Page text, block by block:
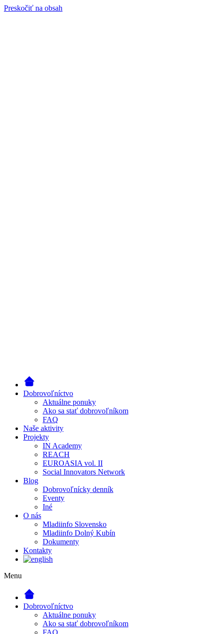
Preskočiť na obsah
Dobrovoľníctvo
Aktuálne ponuky
Ako sa stať dobrovoľníkom
FAQ
Naše aktivity
Projekty
IN Academy
REACH
EUROASIA vol. II
Social Innovators Network
Blog
Dobrovoľnícky denník
Eventy
Iné
O nás
Mladiinfo Slovensko
Mladiinfo Dolný Kubín
Dokumenty
Kontakty
Menu
Dobrovoľníctvo
Aktuálne ponuky
Ako sa stať dobrovoľníkom
FAQ